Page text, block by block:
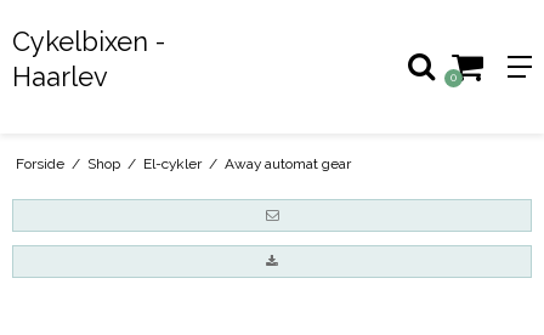
Cykelbixen -
Haarlev
0
Forside / Shop / El-cykler / Away automat gear